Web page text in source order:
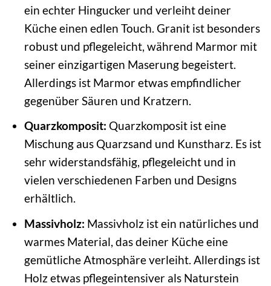
ein echter Hingucker und verleiht deiner
Küche einen edlen Touch. Granit ist besonders
robust und pflegeleicht, während Marmor mit
seiner einzigartigen Maserung begeistert.
Allerdings ist Marmor etwas empfindlicher
gegenüber Säuren und Kratzern.
Quarzkomposit: Quarzkomposit ist eine
Mischung aus Quarzsand und Kunstharz. Es ist
sehr widerstandsfähig, pflegeleicht und in
vielen verschiedenen Farben und Designs
erhältlich.
Massivholz: Massivholz ist ein natürliches und
warmes Material, das deiner Küche eine
gemütliche Atmosphäre verleiht. Allerdings ist
Holz etwas pflegeintensiver als Naturstein